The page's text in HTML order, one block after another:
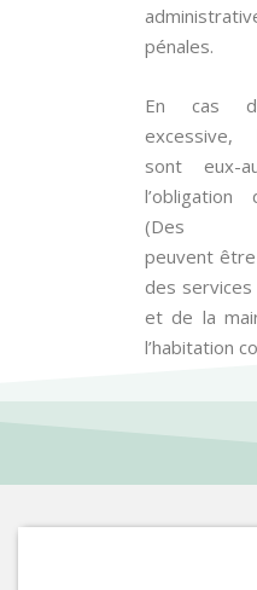
pénales.
En cas
excessive,
sont eux-
l’obligation
(Des
peuvent
des
et de la
l’habitation